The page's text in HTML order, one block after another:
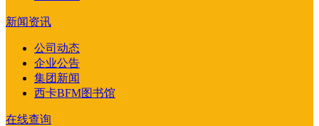
新闻资讯
公司动态
企业公告
集团新闻
西卡BFM图书馆
在线查询